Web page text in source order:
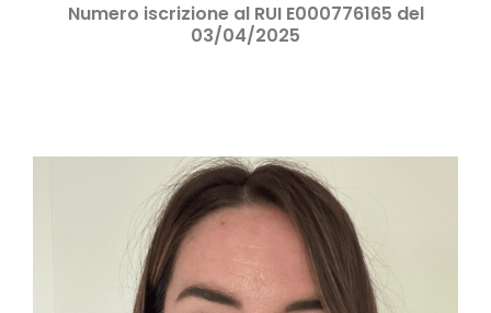
Numero iscrizione al RUI E000776165 del
03/04/2025